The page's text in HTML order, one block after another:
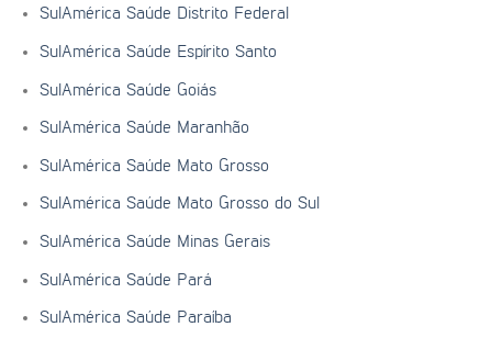
SulAmérica Saúde Distrito Federal
SulAmérica Saúde Espírito Santo
SulAmérica Saúde Goiás
SulAmérica Saúde Maranhão
SulAmérica Saúde Mato Grosso
SulAmérica Saúde Mato Grosso do Sul
SulAmérica Saúde Minas Gerais
SulAmérica Saúde Pará
SulAmérica Saúde Paraíba